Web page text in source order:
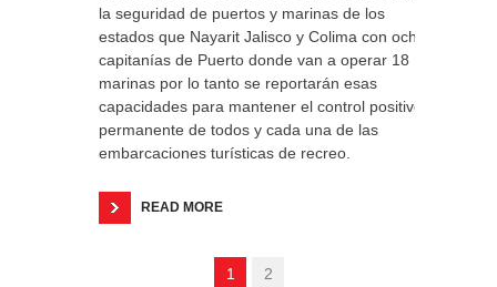
la seguridad de puertos y marinas de los
estados que Nayarit Jalisco y Colima con ocho
capitanías de Puerto donde van a operar 18
marinas por lo tanto se reportarán esas
capacidades para mantener el control positivo
permanente de todos y cada una de las
embarcaciones turísticas de recreo.
READ MORE
1 2